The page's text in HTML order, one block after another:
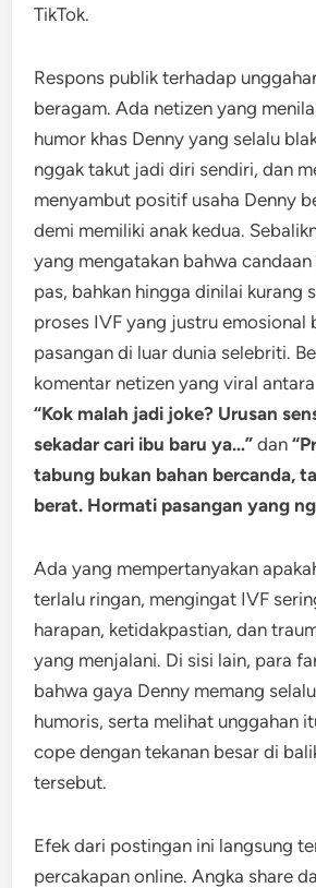
TikTok.
Respons publik terhadap
beragam. Ada netizen yang
humor khas Denny yang selalu
nggak takut jadi diri sendiri, dan
menyambut positif usaha Denny
demi memiliki anak kedua.
yang mengatakan bahwa
pas, bahkan hingga dinilai kurang
proses IVF yang justru emosional
pasangan di luar dunia selebriti.
komentar netizen yang viral
“Kok malah jadi joke? Urusan
sekadar cari ibu baru ya…” dan
tabung bukan bahan bercanda,
berat. Hormati pasangan yang
Ada yang mempertanyakan
terlalu ringan, mengingat IVF
harapan, ketidakpastian, dan
yang menjalani. Di sisi lain, para
bahwa gaya Denny memang
humoris, serta melihat unggahan
cope dengan tekanan besar di
tersebut.
Efek dari postingan ini langsung
percakapan online. Angka share